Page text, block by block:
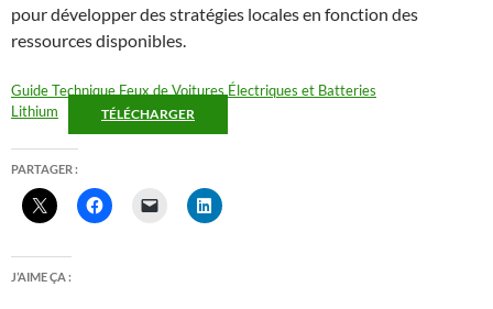
pour développer des stratégies locales en fonction des
ressources disponibles.
Guide Technique Feux de Voitures Électriques et Batteries
Lithium
TÉLÉCHARGER
PARTAGER :
J’AIME ÇA :